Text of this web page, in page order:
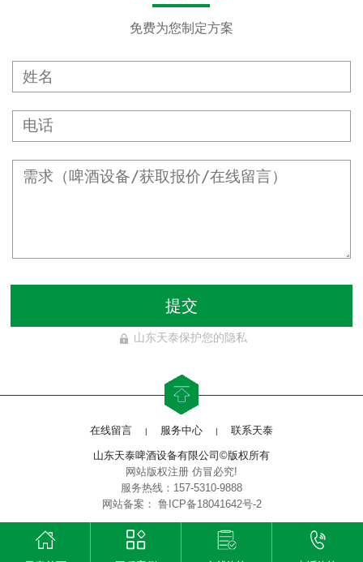
免费为您制定方案
提交
山东天泰保护您的隐私
在线留言 | 服务中心 | 联系天泰
山东天泰啤酒设备有限公司©版权所有
网站版权注册 仿冒必究!
服务热线：157-5310-9888
网站备案： 鲁ICP备18041642号-2